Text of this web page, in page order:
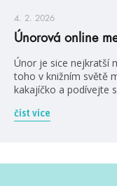
4. 2. 2026
Únorová online
Únor je sice nejkratší
toho v knižním světě
kakajíčko a podívejte
číst více